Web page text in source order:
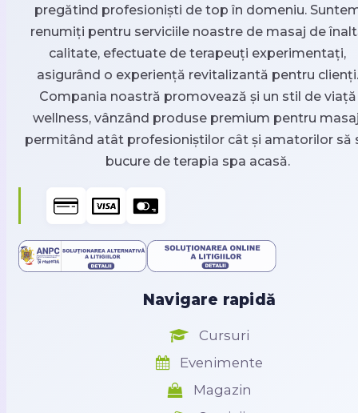
pregătind profesioniști de top în domeniu.
renumiți pentru serviciile noastre de masaj de
calitate, efectuate de terapeuți experimentați,
asigurând o experiență revitalizantă pentru clienți.
Compania noastră promovează și un stil de viață
wellness, vânzând produse premium pentru
permitând atât profesioniștilor cât și amatorilor să
bucure de terapia spa acasă.
Navigare rapidă
Cursuri
Evenimente
Magazin